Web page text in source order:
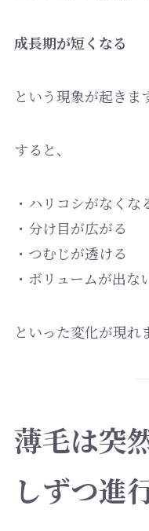
成長期が短くなる
という現象が起きま
すると、
・ハリコシがなくな
・分け目が広がる
・つむじが透ける
・ボリュームが出な
といった変化が現れ
薄毛は突
しずつ進